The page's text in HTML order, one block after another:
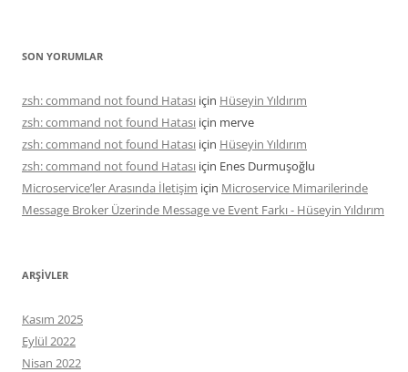
SON YORUMLAR
zsh: command not found Hatası için Hüseyin Yıldırım
zsh: command not found Hatası için merve
zsh: command not found Hatası için Hüseyin Yıldırım
zsh: command not found Hatası için Enes Durmuşoğlu
Microservice’ler Arasında İletişim için Microservice Mimarilerinde
Message Broker Üzerinde Message ve Event Farkı - Hüseyin Yıldırım
ARŞIVLER
Kasım 2025
Eylül 2022
Nisan 2022